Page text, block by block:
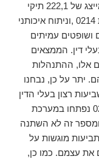
המחקר משלבת ניתוח כמותני של מדגם מייצג של 222,1 תיקי
בתי משפט לתביעות קטנות שנסגרו בשנת 0214 ,וניתוח איכותני
בכירים ושופטים עמיתים
בתיקי תביעות קטנות ועם 122 בעלי דין. הממצאים
אלו, ההתנהלות
יתר על כן, נבחנו
רצון בעלי הדין
מהליך זה. מהממצאים עולה כי בשנת 0214 נפתחו במערכת
קטנות ומספר זה לא השתנה
מוגשות על
מהם, מייצגים את עצמם. כמו כן,